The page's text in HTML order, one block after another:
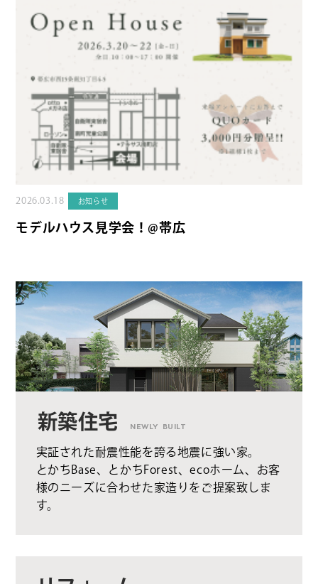
2026.03.18 お知らせ
モデルハウス見学会！@帯広
新築住宅 NEWLY BUILT
実証された耐震性能を誇る地震に強い家。
とかちBase、とかちForest、ecoホーム、お客
様のニーズに合わせた家造りをご提案致しま
す。